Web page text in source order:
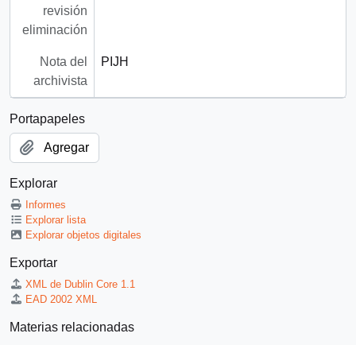
revisión
eliminación
Nota del
archivista
PIJH
Portapapeles
Agregar
Explorar
Informes
Explorar lista
Explorar objetos digitales
Exportar
XML de Dublin Core 1.1
EAD 2002 XML
Materias relacionadas